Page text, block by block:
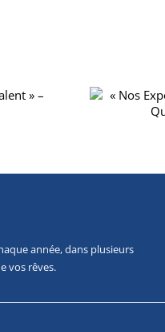
ONT DU
«
année, dans plusieurs
vos rêves.